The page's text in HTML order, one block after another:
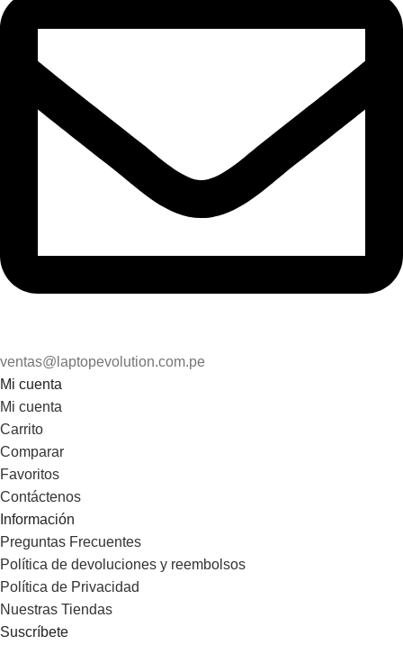
ventas@laptopevolution.com.pe
Mi cuenta
Mi cuenta
Carrito
Comparar
Favoritos
Contáctenos
Información
Preguntas Frecuentes
Política de devoluciones y reembolsos
Política de Privacidad
Nuestras Tiendas
Suscríbete